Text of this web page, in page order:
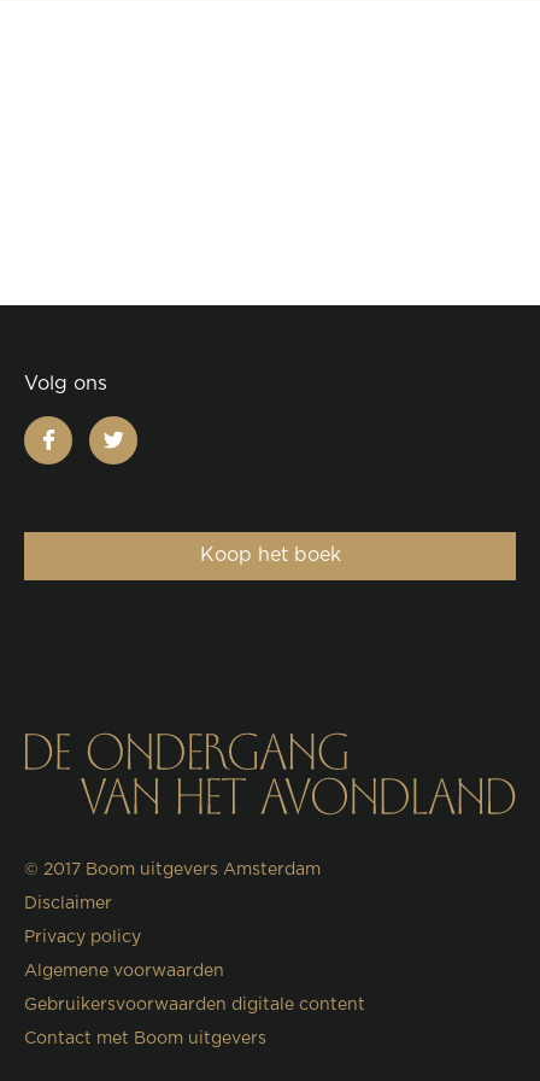
Volg ons
facebooktwitter
Koop het boek
© 2017 Boom uitgevers Amsterdam
Disclaimer
Privacy policy
Algemene voorwaarden
Gebruikersvoorwaarden digitale content
Contact met Boom uitgevers